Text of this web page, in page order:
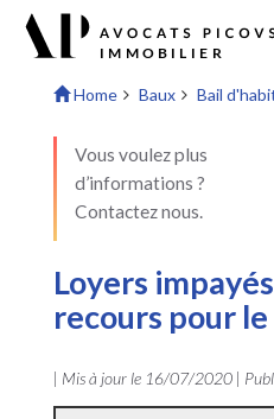
Home Baux Bail
Vous voulez plus
d’informations ?
Contactez nous.
Loyers
recours pour
| Mis à jour le 16/07/2020 |